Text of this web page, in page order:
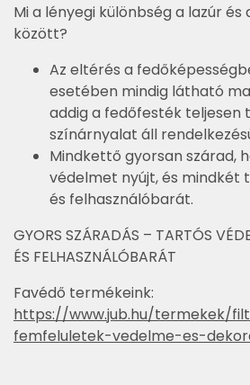
Mi a lényegi különbség a lazúr
között?
Az eltérés a
esetében mindig látható
addig a fedőfesték teljesen
színárnyalat áll
Mindkettő gyorsan szárad,
védelmet nyújt, és mindkét
és felhasználóbarát.
GYORS SZÁRADÁS – TARTÓS
ÉS FELHASZNÁLÓBARÁT
Favédő termékeink:
https://www.jub.hu/termekek/
femfeluletek-vedelme-es-